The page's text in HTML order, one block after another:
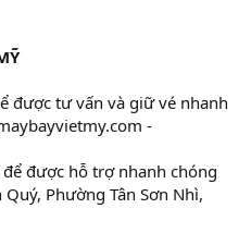
được tư vấn và giữ vé nhanh
-
được hỗ trợ nhanh chóng
Phường Tân Sơn Nhì,